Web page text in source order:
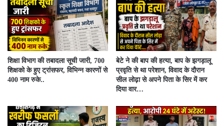
शिक्षा विभाग की तबादला सूची जारी, 700
शिक्षको के हुए ट्रांसफर, विभिन्न कारणों से
400 नाम रुके..
बेटे ने की बाप की हत्या, बाप के झगड़ालू
प्रवृति से था परेशान, विवाद के दौरान
सील लोढ़ा से अपने पिता के सिर में कर
दिया वार…